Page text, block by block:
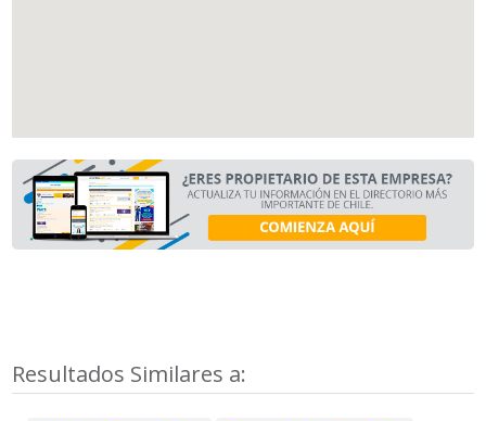
Resultados Similares a: